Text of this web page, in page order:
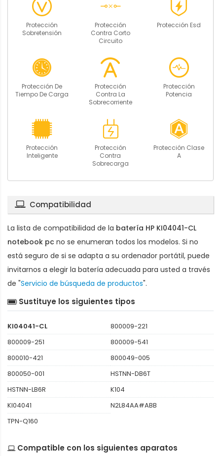
Protección
Sobretensión
Protección
Contra Corto
Circuito
Protección Esd
Protección De
Tiempo De Carga
Protección
Contra La
Sobrecorriente
Protección
Potencia
Protección
Inteligente
Protección
Contra
Sobrecarga
Protección Clase
A
Compatibilidad
La lista de compatibilidad de la batería HP KI04041-CL
notebook pc no se enumeran todos los modelos. Si no
está seguro de si se adapta a su ordenador portátil, puede
invitarnos a elegir la batería adecuada para usted a través
de "Servicio de búsqueda de productos".
Sustituye los siguientes tipos
KI04041-CL
800009-221
800009-251
800009-541
800010-421
800049-005
800050-001
HSTNN-DB6T
HSTNN-LB6R
K104
KI04041
N2L84AA#ABB
TPN-Q160
Compatible con los siguientes aparatos